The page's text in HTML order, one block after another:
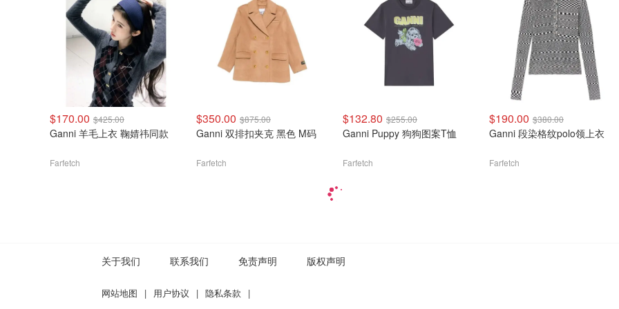
$170.00 $425.00
Ganni 羊毛上衣 鞠婧祎同款
Farfetch
$350.00 $875.00
Ganni 双排扣夹克 黑色 M码
Farfetch
$132.80 $255.00
Ganni Puppy 狗狗图案T恤
Farfetch
$190.00 $380.00
Ganni 段染格纹polo领上衣
Farfetch
关于我们 联系我们 免责声明 版权声明
网站地图 | 用户协议 | 隐私条款 |